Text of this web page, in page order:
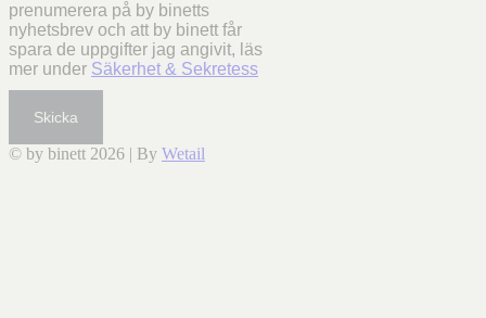
prenumerera på by binetts
nyhetsbrev och att by binett får
spara de uppgifter jag angivit, läs
mer under Säkerhet & Sekretess
Skicka
© by binett 2026 | By Wetail